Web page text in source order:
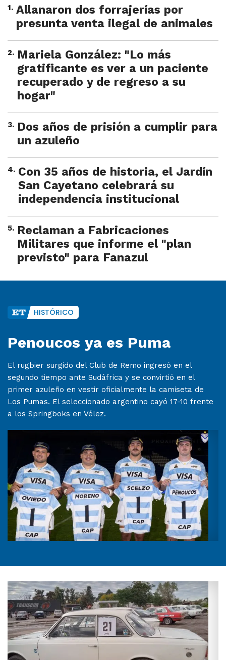
1. Allanaron dos forrajerías por
presunta venta ilegal de animales
2. Mariela González: "Lo más
gratificante es ver a un paciente
recuperado y de regreso a su
hogar"
3. Dos años de prisión a cumplir para
un azuleño
4. Con 35 años de historia, el Jardín
San Cayetano celebrará su
independencia institucional
5. Reclaman a Fabricaciones
Militares que informe el "plan
previsto" para Fanazul
HISTÓRICO
Penoucos ya es Puma
El rugbier surgido del Club de Remo ingresó en el
segundo tiempo ante Sudáfrica y se convirtió en el
primer azuleño en vestir oficialmente la camiseta de
Los Pumas. El seleccionado argentino cayó 17-10 frente
a los Springboks en Vélez.